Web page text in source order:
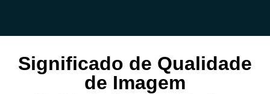
Significado de Qualidade
de Imagem